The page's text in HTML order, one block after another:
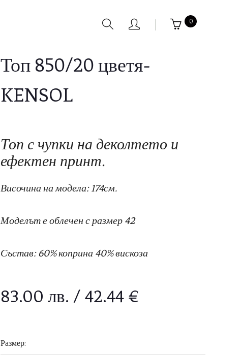
0
Топ 850/20 цветя-
KENSOL
Топ с чупки на деколтето и
ефектен принт.
Височина на модела: 174см.
Моделът е облечен с размер 42
Състав: 60% коприна 40% вискоза
83.00лв. / 42.44 €
Размер: